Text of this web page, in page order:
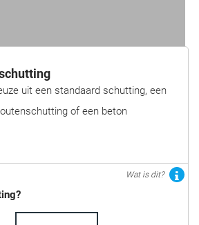
uit een standaard schutting, een
of een beton
Wat is dit?